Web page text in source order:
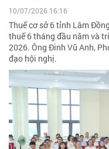
10/07/2026 16:16
Thuế cơ sở 6 tỉnh Lâm
thuế 6 tháng đầu năm và
2026. Ông Đinh Vũ Anh,
đạo hội nghị.